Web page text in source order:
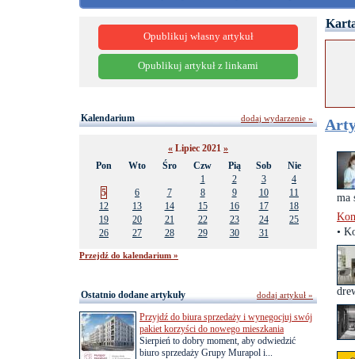
ma
•
Opublikuj własny artykuł
Opublikuj artykuł z linkami
Kalendarium
« Lipiec 2021 »
Pon
Wto Śro Czw Pią Sob
Nie
1
2 3
4
5
6 7 8 9 10
11
12
13 14 15 16 17
18
19
20 21 22 23 24
25
26
27 28 29 30 31
Przejdź do kalendarium »
dodaj wydarzenie »
Ostatnio dodane artykuły
Przyjdź do biura sprzedaży i wynegocjuj swój
pakiet korzyści do nowego mieszkania
Sierpień to dobry moment, aby odwiedzić
biuro sprzedaży Grupy Murapol i...
dodaj artykuł »